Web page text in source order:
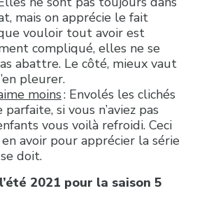
mais on apprécie le fait
vouloir tout avoir est
compliqué, elles ne se
abattre. Le côté, mieux vaut
pleurer.
moins: Envolés les clichés
si vous n’aviez pas
vous voilà refroidi. Ceci
avoir pour apprécier la série
doit.
2021 pour la saison 5